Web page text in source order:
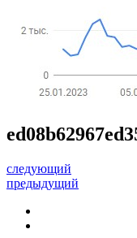
следующий
предыдущий